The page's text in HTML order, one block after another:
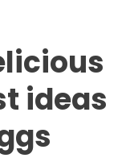
ideas